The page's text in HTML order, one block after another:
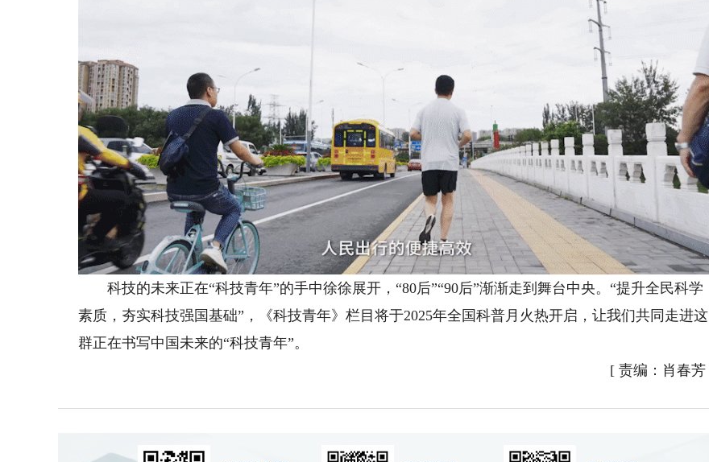
科技的未来正在“科技青年”的手中徐徐展开，“80后”“90后”渐渐走到舞台中央。“提升全民科学
素质，夯实科技强国基础”，《科技青年》栏目将于2025年全国科普月火热开启，让我们共同走进这
群正在书写中国未来的“科技青年”。
[ 责编：肖春芳